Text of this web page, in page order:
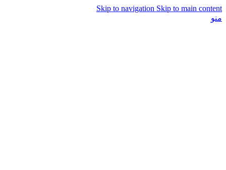
Skip to navigation Skip to main content
منو